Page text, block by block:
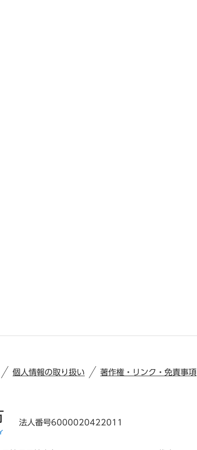
個人情報の取り扱い 著作権・リンク・免責事項
法人番号6000020422011